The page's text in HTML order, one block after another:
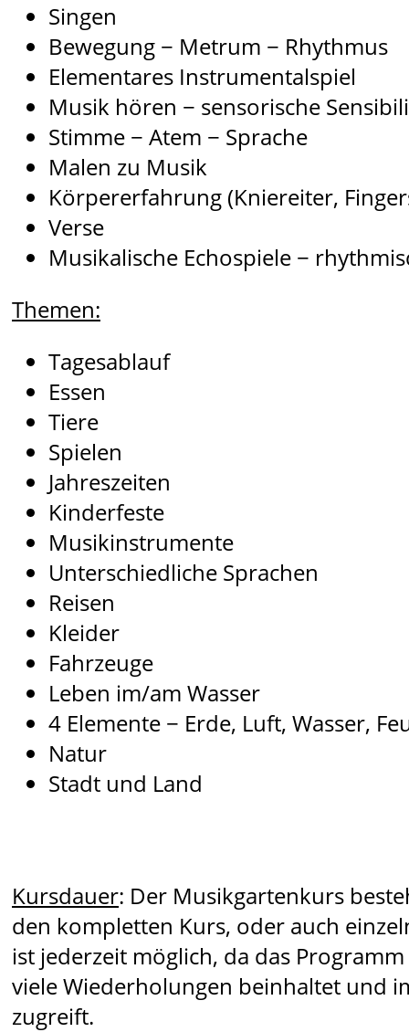
Singen
Bewegung − Metrum − Rhythmus
Elementares Instrumentalspiel
Musik hören − sensorische
Stimme − Atem − Sprache
Malen zu Musik
Körpererfahrung (Kniereiter,
Verse
Musikalische Echospiele −
Themen:
Tagesablauf
Essen
Tiere
Spielen
Jahreszeiten
Kinderfeste
Musikinstrumente
Unterschiedliche Sprachen
Reisen
Kleider
Fahrzeuge
Leben im/am Wasser
4 Elemente − Erde, Luft, Wasser,
Natur
Stadt und Land
Kursdauer: Der Musikgartenkurs
den kompletten Kurs, oder auch
ist jederzeit möglich, da das
viele Wiederholungen beinhaltet und
zugreift.